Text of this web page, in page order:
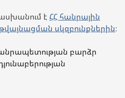
է ՀՀ հանրային
թվայնացման սկզբունքներին։
բարձր